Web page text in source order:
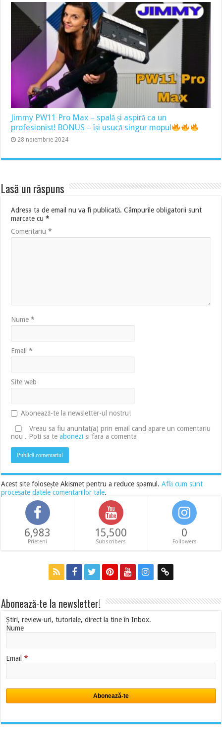
Jimmy PW11 Pro Max – spală și aspiră ca un
profesionist! BONUS – își usucă singur mopul
28 noiembrie 2024
Lasă un răspuns
Adresa ta de email nu va fi publicată. Câmpurile obligatorii sunt
marcate cu*
Comentariu*
Nume*
Email*
Site web
Abonează-te la newsletter-ul nostru!
Vreau sa fiu anuntat(a) prin email cand apare un comentariu
nou . Poti sa teabonezi si fara a comenta
Acest site folosește Akismet pentru a reduce spamul.Află cum sunt
procesate datele comentariilor tale.
6,983
Prieteni
15,500
Subscribers
0
Followers
Abonează-te la newsletter!
Știri, review-uri, tutoriale, direct la tine în Inbox.
Nume
Email*